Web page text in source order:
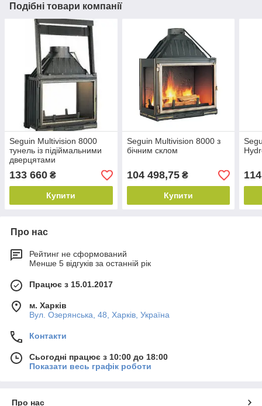
Подібні товари компанії
Seguin Multivision 8000
тунель із підіймальними
дверцятами
133 660 ₴
Купити
Seguin Multivision 8000 з
бічним склом
104 498,75₴
Купити
Про нас
Рейтинг не сформований
Менше 5 відгуків за останній рік
Працює з 15.01.2017
м. Харків
Вул. Озерянська, 48, Харків, Україна
Контакти
Сьогодні працює з 10:00 до 18:00
Показати весь графік роботи
Про нас